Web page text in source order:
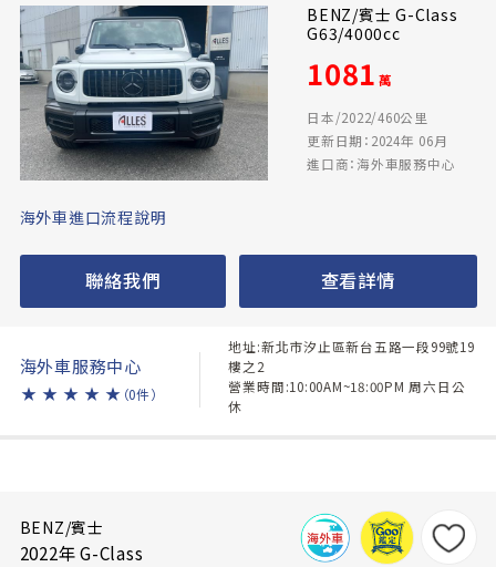
BENZ/賓士 G-Class
G63/4000cc
1081 萬
日本/2022/460公里
更新日期：2024年 06月
進口商：海外車服務中心
海外車進口流程說明
聯絡我們 查看詳情
海外車服務中心
★ ★ ★ ★ ★ （0件）
地址:新北市汐止區新台五路一段99號19
樓之2
營業時間:10:00AM~18:00PM 周六日公
休
BENZ/賓士
2022年 G-Class